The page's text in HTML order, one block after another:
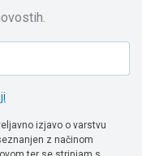
izjavo o varstvu
z načinom